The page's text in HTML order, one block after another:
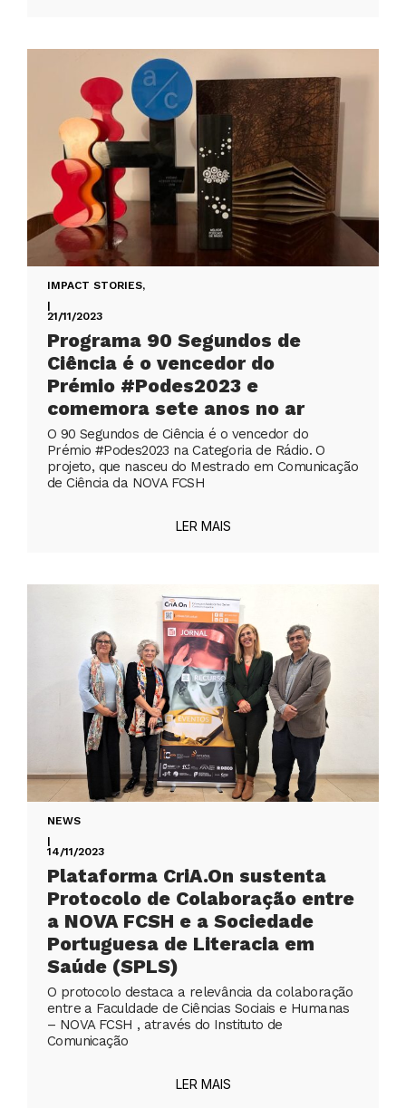
IMPACT STORIES,
|
21/11/2023
Programa 90 Segundos de
Ciência é o vencedor do
Prémio #Podes2023 e
comemora sete anos no ar
O 90 Segundos de Ciência é o vencedor do
Prémio #Podes2023 na Categoria de Rádio. O
projeto, que nasceu do Mestrado em Comunicação
de Ciência da NOVA FCSH
LER MAIS
NEWS
|
14/11/2023
Plataforma CriA.On sustenta
Protocolo de Colaboração entre
a NOVA FCSH e a Sociedade
Portuguesa de Literacia em
Saúde (SPLS)
O protocolo destaca a relevância da colaboração
entre a Faculdade de Ciências Sociais e Humanas
– NOVA FCSH , através do Instituto de
Comunicação
LER MAIS